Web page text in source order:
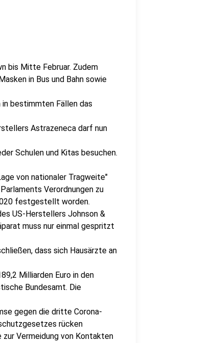
bis Mitte Februar. Zudem
in Bus und Bahn sowie
bestimmten Fällen das
Astrazeneca darf nun
Schulen und Kitas besuchen.
von nationaler Tragweite"
Verordnungen zu
festgestellt worden.
US-Herstellers Johnson &
muss nur einmal gespritzt
dass sich Hausärzte an
Milliarden Euro in den
Bundesamt. Die
gegen die dritte Corona-
rücken
Vermeidung von Kontakten